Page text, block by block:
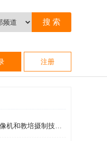
注册
培摄制技能品牌单位